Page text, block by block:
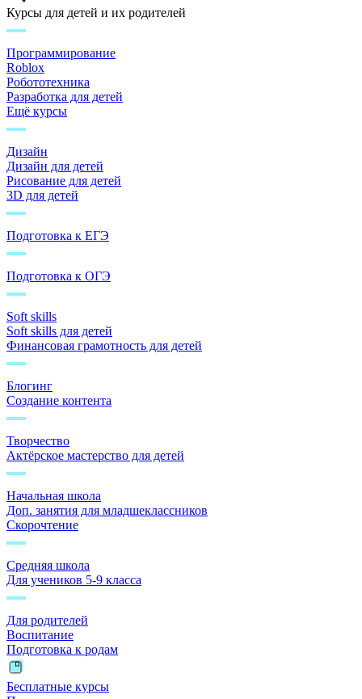
Курсы для детей и их родителей
Программирование
Roblox
Робототехника
Разработка для детей
Ещё курсы
Дизайн
Дизайн для детей
Рисование для детей
3D для детей
Подготовка к ЕГЭ
Подготовка к ОГЭ
Soft skills
Soft skills для детей
Финансовая грамотность для детей
Блогинг
Создание контента
Творчество
Актёрское мастерство для детей
Начальная школа
Доп. занятия для младшеклассников
Скорочтение
Средняя школа
Для учеников 5-9 класса
Для родителей
Воспитание
Подготовка к родам
Бесплатные курсы